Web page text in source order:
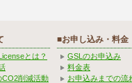
とは？
CO2削減活動
■お申し込み・料金
GSLのお申込み
料金表
お申込みまでの流